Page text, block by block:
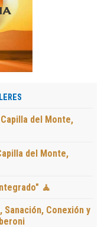
del Monte,
del Monte,
🧘
Conexión y